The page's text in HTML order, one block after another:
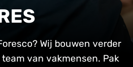
Wij bouwen verder
van vakmensen. Pak